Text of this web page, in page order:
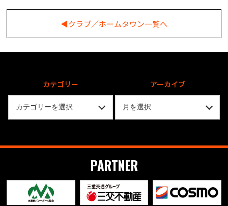
◀︎クラブ／ホームタウン一覧へ
カテゴリー アーカイブ
PARTNER